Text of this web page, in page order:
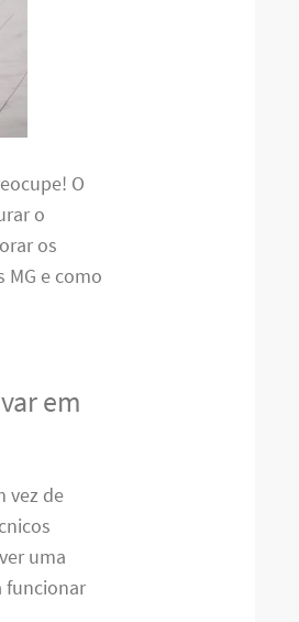
O
o
os
MG e como
em
vez de
uma
funcionar